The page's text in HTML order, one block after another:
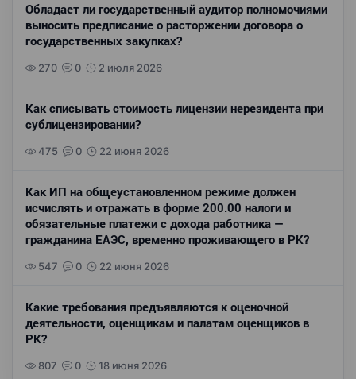
Обладает ли государственный аудитор полномочиями
выносить предписание о расторжении договора о
государственных закупках?
270 0 2 июля 2026
Как списывать стоимость лицензии нерезидента при
сублицензировании?
475 0 22 июня 2026
Как ИП на общеустановленном режиме должен
исчислять и отражать в форме 200.00 налоги и
обязательные платежи с дохода работника —
гражданина ЕАЭС, временно проживающего в РК?
547 0 22 июня 2026
Какие требования предъявляются к оценочной
деятельности, оценщикам и палатам оценщиков в
РК?
807 0 18 июня 2026